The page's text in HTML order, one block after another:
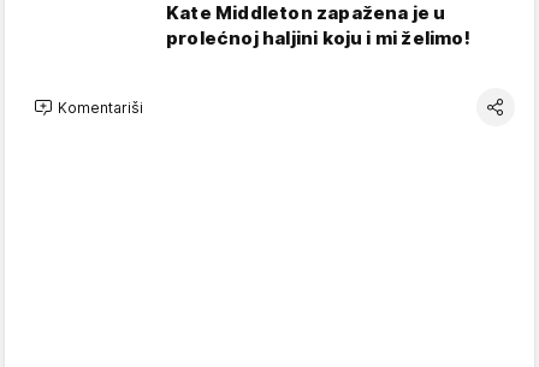
Kate Middleton zapažena je u
prolećnoj haljini koju i mi želimo!
Komentariši